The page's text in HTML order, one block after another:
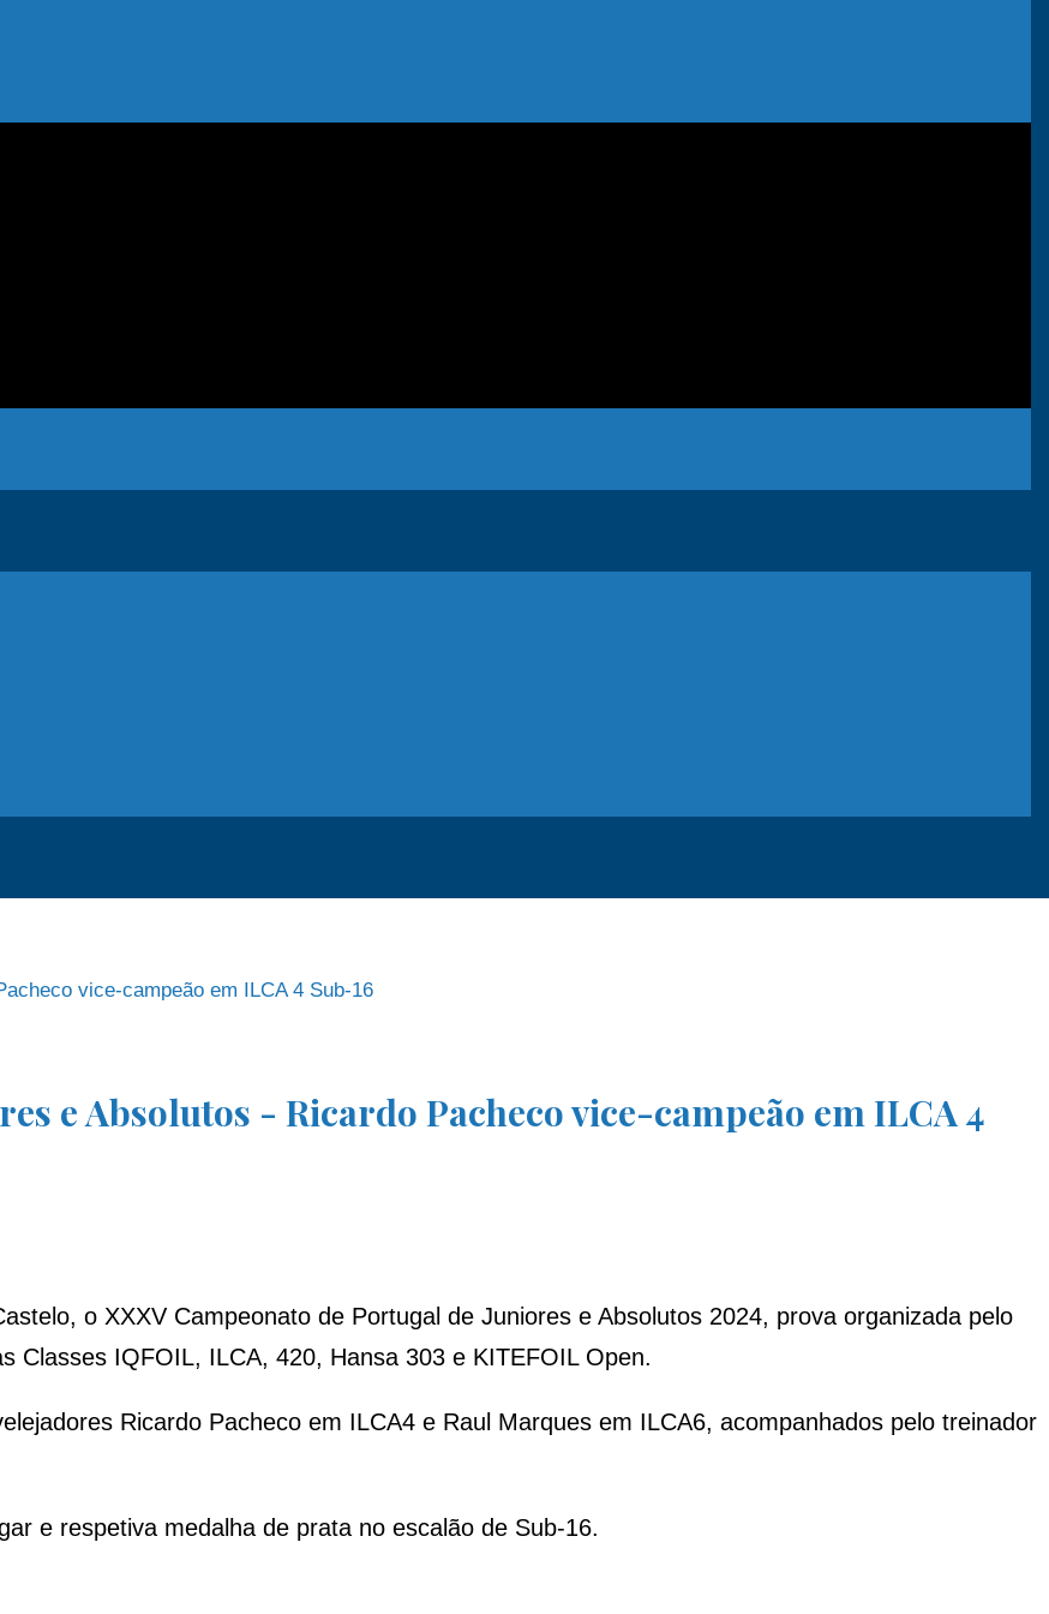
vice-campeão em ILCA 4 Sub-16
e Absolutos - Ricardo Pacheco vice-campeão em ILCA 4
o XXXV Campeonato de Portugal de Juniores e Absolutos 2024, prova organizada pelo
Classes IQFOIL, ILCA, 420, Hansa 303 e KITEFOIL Open.
Ricardo Pacheco em ILCA4 e Raul Marques em ILCA6, acompanhados pelo treinador
e respetiva medalha de prata no escalão de Sub-16.